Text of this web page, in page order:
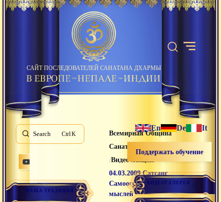
САЙТ ПОСЛЕДОВАТЕЛЕЙ САНАТАНА ДХАРМЫ
Search K
НАША ТРАДИЦИЯ
Всемирная Община
Санатана Дхармы
/Видео лекции/
04.03.2009 Сатсанг
Самоосвобождение
мыслей
En De It
Поддержать обучение
ВИДЕОГАЛЕРЕЯ